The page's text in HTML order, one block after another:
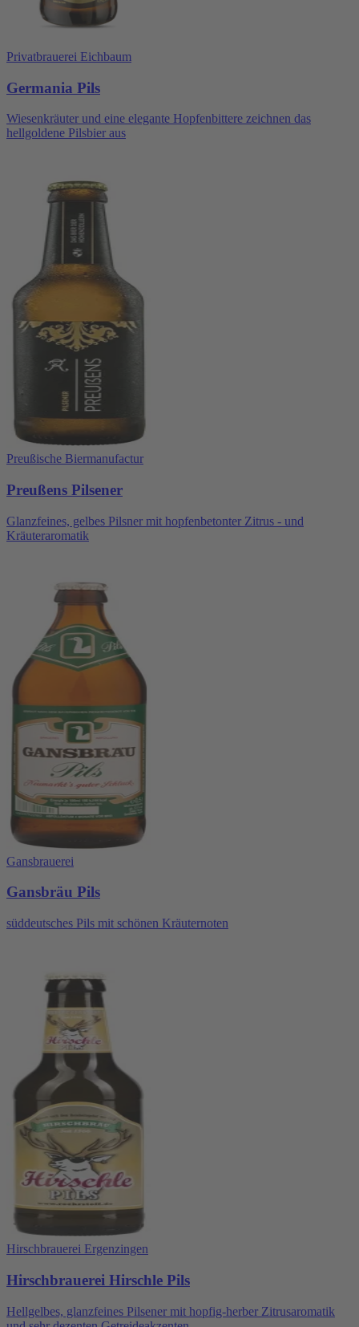
Privatbrauerei Eichbaum
Germania Pils
Wiesenkräuter und eine elegante Hopfenbittere zeichnen das
hellgoldene Pilsbier aus
Preußische Biermanufactur
Preußens Pilsener
Glanzfeines, gelbes Pilsner mit hopfenbetonter Zitrus - und
Kräuteraromatik
Gansbrauerei
Gansbräu Pils
süddeutsches Pils mit schönen Kräuternoten
Hirschbrauerei Ergenzingen
Hirschbrauerei Hirschle Pils
Hellgelbes, glanzfeines Pilsener mit hopfig-herber Zitrusaromatik